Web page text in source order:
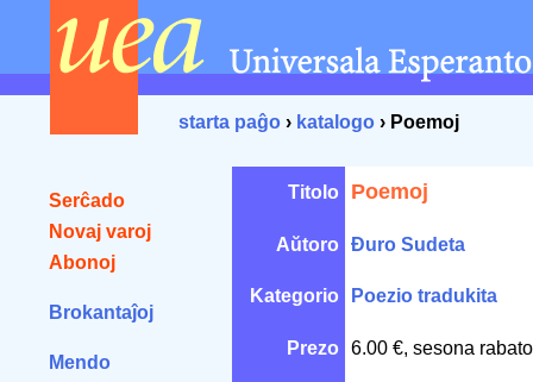
starta paĝo › katalogo › Poemoj
Serĉado
Novaj varoj
Abonoj
Brokantaĵoj
Mendo
Titolo Poemoj
Aŭtoro Đuro Sudeta
Kategorio Poezio tradukita
Prezo 6.00 €, sesona